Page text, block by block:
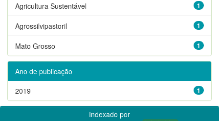
1
Agricultura Sustentável
1
Agrossilvipastoril
1
Mato Grosso
Ano de publicação
1
2019
Indexado por